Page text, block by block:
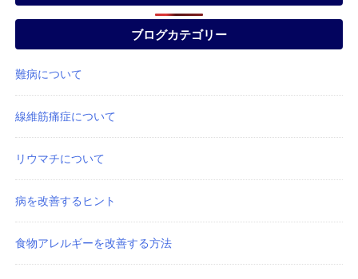
ブログカテゴリー
難病について
線維筋痛症について
リウマチについて
病を改善するヒント
食物アレルギーを改善する方法